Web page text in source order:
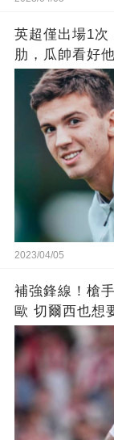
英超僅出場1次
肋，瓜帥看好
2023/04/05
補強鋒線！槍
歐 切爾西也想